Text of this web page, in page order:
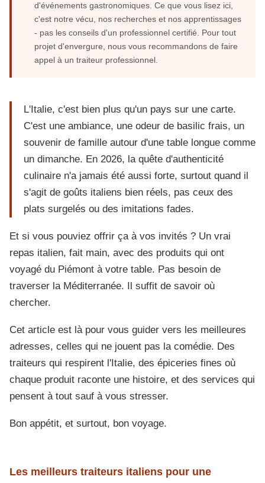
d'événements gastronomiques. Ce que vous lisez ici,
c'est notre vécu, nos recherches et nos apprentissages
- pas les conseils d'un professionnel certifié. Pour tout
projet d'envergure, nous vous recommandons de faire
appel à un traiteur professionnel.
L'Italie, c'est bien plus qu'un pays sur une carte.
C'est une ambiance, une odeur de basilic frais, un
souvenir de famille autour d'une table longue comme
un dimanche. En 2026, la quête d'authenticité
culinaire n'a jamais été aussi forte, surtout quand il
s'agit de goûts italiens bien réels, pas ceux des
plats surgelés ou des imitations fades.
Et si vous pouviez offrir ça à vos invités ? Un vrai
repas italien, fait main, avec des produits qui ont
voyagé du Piémont à votre table. Pas besoin de
traverser la Méditerranée. Il suffit de savoir où
chercher.
Cet article est là pour vous guider vers les meilleures
adresses, celles qui ne jouent pas la comédie. Des
traiteurs qui respirent l'Italie, des épiceries fines où
chaque produit raconte une histoire, et des services qui
pensent à tout sauf à vous stresser.
Bon appétit, et surtout, bon voyage.
Les meilleurs traiteurs italiens pour une